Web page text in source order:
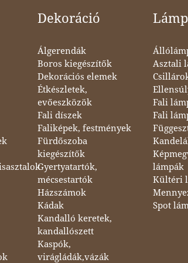
Dekoráció
Álgerendák
Boros kiegészítők
Dekorációs elemek
Étkészletek,
evőeszközök
Fali díszek
Faliképek, festmények
Fürdőszoba
kiegészítők
Gyertyatartók,
mécsestartók
Házszámok
Kádak
Kandalló keretek,
kandallószett
Kaspók,
virágládák,vázák
Asztali
Fali
Fali
lámpák
Kültéri
Spot